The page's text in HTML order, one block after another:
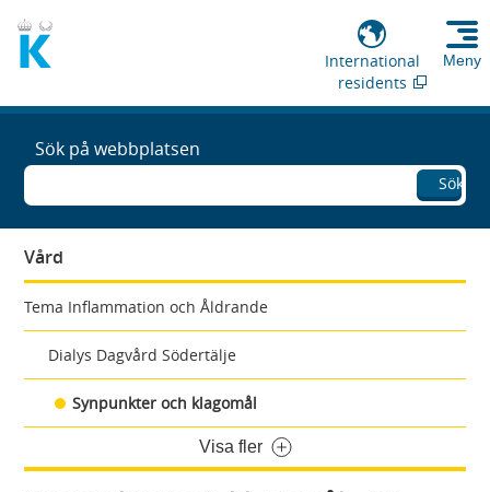
International
residents
Meny
Sök på webbplatsen
Sök
Vård
Tema Inflammation och Åldrande
Dialys Dagvård Södertälje
Synpunkter och klagomål
Visa fler